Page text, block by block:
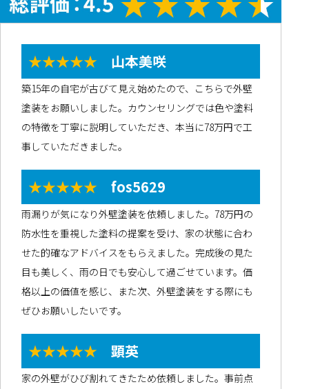
★★★★★ 山本美咲
築15年の自宅が古びて見え始めたので、こちらで外壁
塗装をお願いしました。カウンセリングでは色や塗料
の特徴を丁寧に説明していただき、本当に78万円で工
事していただきました。
★★★★★ fos5629
雨漏りが気になり外壁塗装を依頼しました。78万円の
防水性を重視した塗料の提案を受け、家の状態に合わ
せた的確なアドバイスをもらえました。完成後の見た
目も美しく、雨の日でも安心して過ごせています。価
格以上の価値を感じ、また次、外壁塗装をする際にも
ぜひお願いしたいです。
★★★★★ 顕英
家の外壁がひび割れてきたため依頼しました。事前点